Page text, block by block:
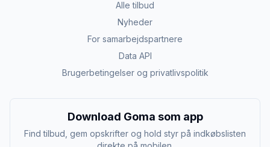
Alle tilbud
Nyheder
For samarbejdspartnere
Data API
Brugerbetingelser og privatlivspolitik
Download Goma som app
Find tilbud, gem opskrifter og hold styr på indkøbslisten